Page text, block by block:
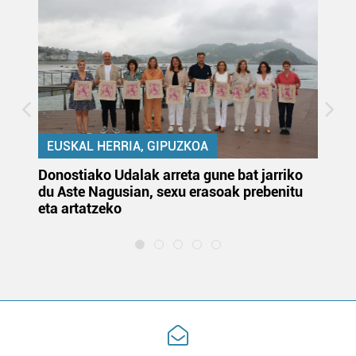
EUSKAL HERRIA, GIPUZKOA
Donostiako Udalak arreta gune bat jarriko
du Aste Nagusian, sexu erasoak prebenitu
eta artatzeko